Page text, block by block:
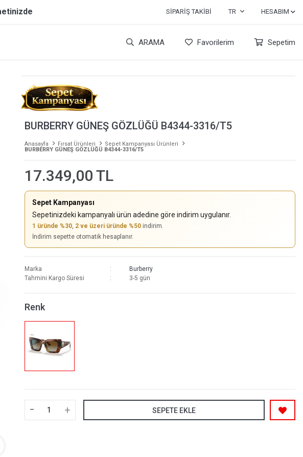
SIPARIŞ TAKIBI TR HESABIM
ARAMA Favorilerim Sepetim
BURBERRY GÜNEŞ GÖZLÜĞÜ B4344-3316/T5
Anasayfa Fırsat Ürünleri
Sepet Kampanyası Ürünleri
BURBERRY GÜNEŞ GÖZLÜĞÜ B4344-3316/T5
17.349,00 TL
Sepet Kampanyası
Sepetinizdeki kampanyalı ürün adedine göre indirim uygulanır.
1 üründe %30, 2 ve üzeri üründe %50indirim.
İndirim sepette otomatik hesaplanır.
Marka
Burberry
Tahmini Kargo Süresi
3-5 gün
Renk
- + SEPETE EKLE